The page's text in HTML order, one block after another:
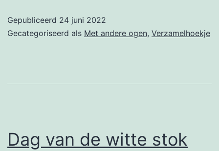
helpen
Gepubliceerd 24 juni 2022
Gecategoriseerd als Met andere ogen, Verzamelhoekje
Dag van de witte stok